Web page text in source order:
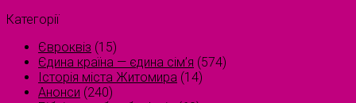
Категорії
Євроквіз (15)
Єдина країна — єдина сім’я (574)
Історія міста Житомира (14)
Анонси (240)